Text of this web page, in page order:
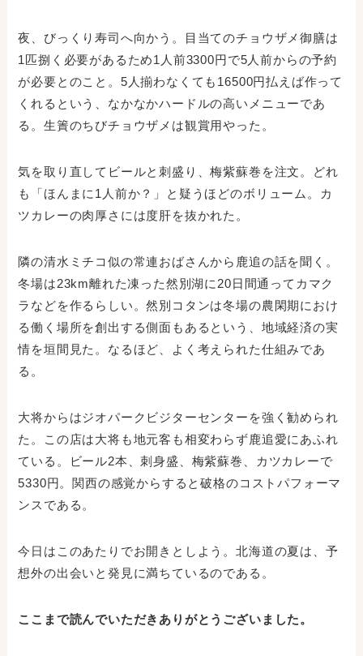
夜、びっくり寿司へ向かう。目当てのチョウザメ御膳は
1匹捌く必要があるため1人前3300円で5人前からの予約
が必要とのこと。5人揃わなくても16500円払えば作って
くれるという、なかなかハードルの高いメニューであ
る。生簀のちびチョウザメは観賞用やった。
気を取り直してビールと刺盛り、梅紫蘇巻を注文。どれ
も「ほんまに1人前か？」と疑うほどのボリューム。カ
ツカレーの肉厚さには度肝を抜かれた。
隣の清水ミチコ似の常連おばさんから鹿追の話を聞く。
冬場は23km離れた凍った然別湖に20日間通ってカマク
ラなどを作るらしい。然別コタンは冬場の農閑期におけ
る働く場所を創出する側面もあるという、地域経済の実
情を垣間見た。なるほど、よく考えられた仕組みであ
る。
大将からはジオパークビジターセンターを強く勧められ
た。この店は大将も地元客も相変わらず鹿追愛にあふれ
ている。ビール2本、刺身盛、梅紫蘇巻、カツカレーで
5330円。関西の感覚からすると破格のコストパフォーマ
ンスである。
今日はこのあたりでお開きとしよう。北海道の夏は、予
想外の出会いと発見に満ちているのである。
ここまで読んでいただきありがとうございました。